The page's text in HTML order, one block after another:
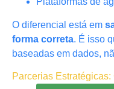
O diferencial está em
forma correta. É isso
baseadas em dados,
Parcerias